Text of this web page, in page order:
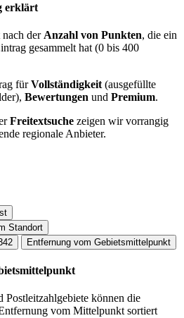
erklärt
der Anzahl von Punkten, die ein
gesammelt hat (0 bis 400
fürVollständigkeit (ausgefüllte
Bewertungen und Premium.
Freitextsuche zeigen wir vorrangig
regionale Anbieter.
Standort
Entfernung vom Gebietsmittelpunkt
Postleitzahlgebiete können die
vom Mittelpunkt sortiert